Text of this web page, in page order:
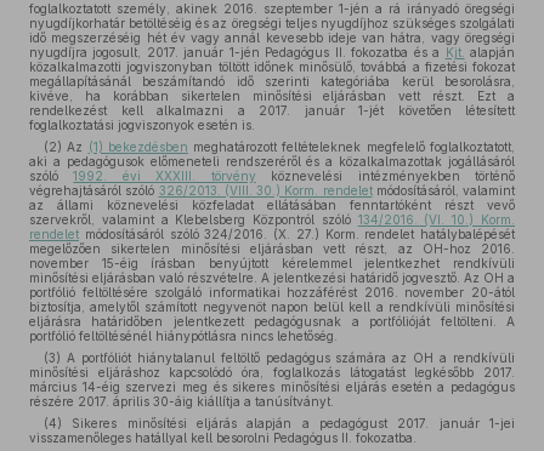
foglalkoztatott személy, akinek 2016. szeptember 1-jén a rá irányadó öregségi
nyugdíjkorhatár betöltéséig és az öregségi teljes nyugdíjhoz szükséges szolgálati
idő megszerzéséig hét év vagy annál kevesebb ideje van hátra, vagy öregségi
nyugdíjra jogosult, 2017. január 1-jén Pedagógus II. fokozatba és a Kjt. alapján
közalkalmazotti jogviszonyban töltött időnek minősülő, továbbá a fizetési fokozat
megállapításánál beszámítandó idő szerinti kategóriába kerül besorolásra,
kivéve, ha korábban sikertelen minősítési eljárásban vett részt. Ezt a
rendelkezést kell alkalmazni a 2017. január 1-jét követően létesített
foglalkoztatási jogviszonyok esetén is.
(2) Az (1) bekezdésben meghatározott feltételeknek megfelelő foglalkoztatott,
aki a pedagógusok előmeneteli rendszeréről és a közalkalmazottak jogállásáról
szóló1992. évi XXXIII. törvény köznevelési intézményekben történő
végrehajtásáról szóló 326/2013. (VIII. 30.) Korm. rendeletmódosításáról, valamint
az állami köznevelési közfeladat ellátásában fenntartóként részt vevő
szervekről, valamint a Klebelsberg Központról szóló 134/2016. (VI. 10.) Korm.
rendelet módosításáról szóló 324/2016. (X. 27.) Korm. rendelet hatálybalépését
megelőzően sikertelen minősítési eljárásban vett részt, az OH-hoz 2016.
november 15-éig írásban benyújtott kérelemmel jelentkezhet rendkívüli
minősítési eljárásban való részvételre. A jelentkezési határidő jogvesztő. Az OH a
portfólió feltöltésére szolgáló informatikai hozzáférést 2016. november 20-ától
biztosítja, amelytől számított negyvenöt napon belül kell a rendkívüli minősítési
eljárásra határidőben jelentkezett pedagógusnak a portfólióját feltölteni. A
portfólió feltöltésénél hiánypótlásra nincs lehetőség.
(3) A portfóliót hiánytalanul feltöltő pedagógus számára az OH a rendkívüli
minősítési eljáráshoz kapcsolódó óra, foglalkozás látogatást legkésőbb 2017.
március 14-éig szervezi meg és sikeres minősítési eljárás esetén a pedagógus
részére 2017. április 30-áig kiállítja a tanúsítványt.
(4) Sikeres minősítési eljárás alapján a pedagógust 2017. január 1-jei
visszamenőleges hatállyal kell besorolni Pedagógus II. fokozatba.